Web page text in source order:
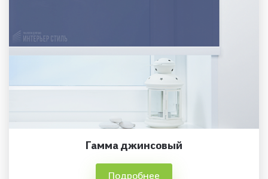
Гамма джинсовый
Подробнее